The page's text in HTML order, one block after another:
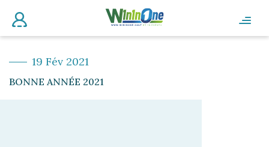
19 Fév 2021
BONNE ANNÉE 2021